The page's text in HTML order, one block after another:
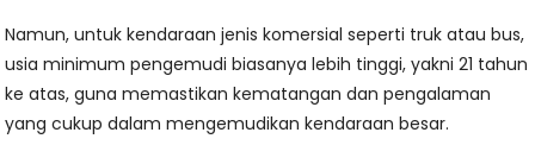
Namun, untuk kendaraan jenis komersial seperti truk atau bus,
usia minimum pengemudi biasanya lebih tinggi, yakni 21 tahun
ke atas, guna memastikan kematangan dan pengalaman
yang cukup dalam mengemudikan kendaraan besar.